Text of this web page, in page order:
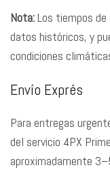
Nota: Los tiempos
datos históricos, y
condiciones
Envío Exprés
Para entregas
del servicio 4PX
aproximadamente